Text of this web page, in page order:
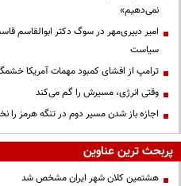
نمی‌دهیم»
امیر دبیری‌مهر در سوگ دکتر ابوالقاسم
سیاست
ترامپ از افشای کمبود مهمات آمریکا
وقتی انرژی، مسیرش را گم می‌کند
اجازه باز شدن مسیر دوم در تنگه هرمز را
پربحث ترین عناوین
هشتمین کلان شهر ایران مشخص شد